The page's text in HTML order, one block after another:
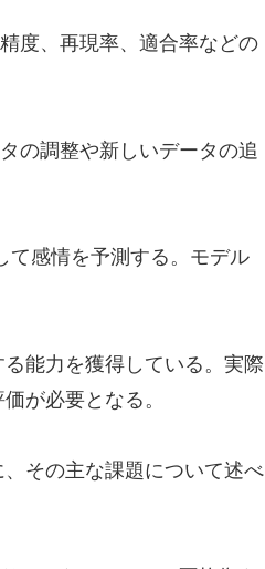
度、再現率、適合率などの
の調整や新しいデータの追
て感情を予測する。モデル
能力を獲得している。実際
が必要となる。
その主な課題について述べ